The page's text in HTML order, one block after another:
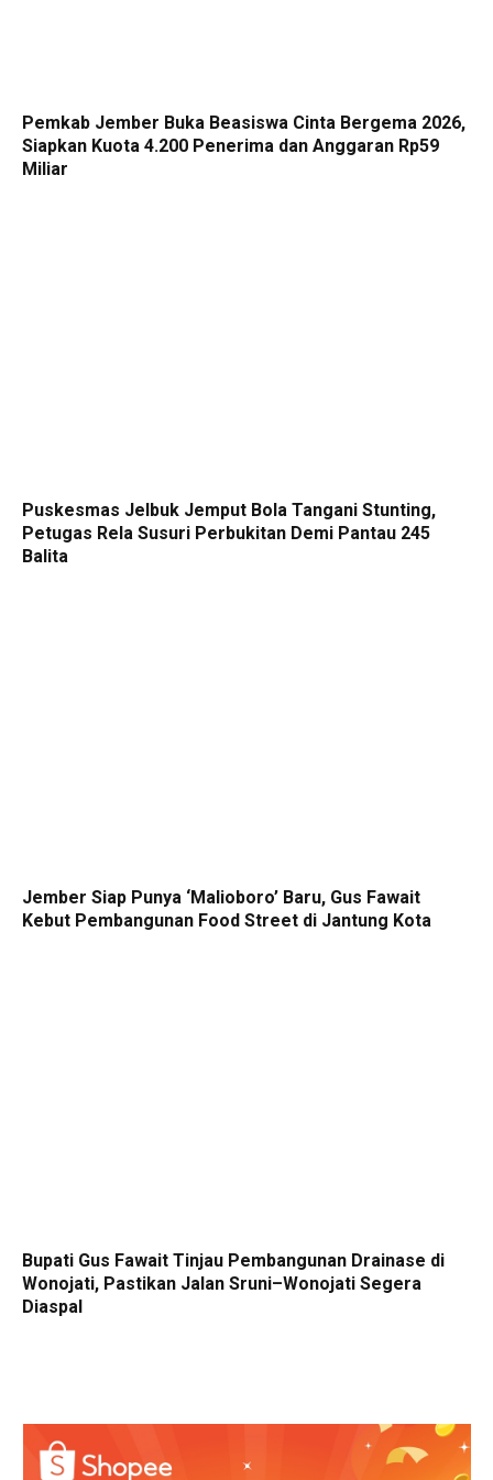
Pemkab Jember Buka Beasiswa Cinta Bergema 2026,
Siapkan Kuota 4.200 Penerima dan Anggaran Rp59
Miliar
Puskesmas Jelbuk Jemput Bola Tangani Stunting,
Petugas Rela Susuri Perbukitan Demi Pantau 245
Balita
Jember Siap Punya ‘Malioboro’ Baru, Gus Fawait
Kebut Pembangunan Food Street di Jantung Kota
Bupati Gus Fawait Tinjau Pembangunan Drainase di
Wonojati, Pastikan Jalan Sruni–Wonojati Segera
Diaspal